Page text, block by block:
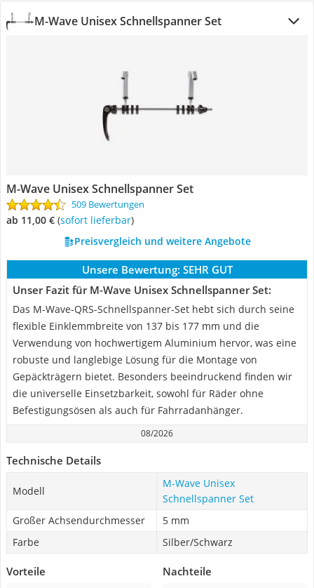
M-Wave Unisex Schnellspanner Set
M-Wave Unisex Schnellspanner Set
509 Bewertungen
ab 11,00 € ( Sofort lieferbar)
Preisvergleich und weitere Angebote
Unsere Bewertung: SEHR GUT
Unser Fazit für M-Wave Unisex Schnellspanner Set:
Das M-Wave-QRS-Schnellspanner-Set hebt sich durch seine
flexible Einklemmbreite von 137 bis 177 mm und die
Verwendung von hochwertigem Aluminium hervor, was eine
robuste und langlebige Lösung für die Montage von
Gepäckträgern bietet. Besonders beeindruckend finden wir
die universelle Einsetzbarkeit, sowohl für Räder ohne
Befestigungsösen als auch für Fahrradanhänger.
08/2026
Technische Details
Modell
M-Wave Unisex
Schnellspanner Set
Großer Achsendurchmesser
5 mm
Farbe
Silber/Schwarz
Vorteile Nachteile